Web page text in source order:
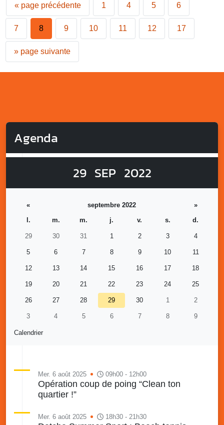
« page précédente 1 4 5 6
7 8 9 10 11 12 17
» page suivante
Agenda
29 SEP 2022
Calendrier
« septembre 2022
»
l.
m. m. j. v. s. d.
29 30 31 1 2 3 4
5 6 7 8 9 10 11
12 13 14 15 16 17 18
19 20 21 22 23 24 25
26 27 28 29 30 1 2
3 4 5 6 7 8 9
Mer. 6 août 2025 09h00 - 12h00
Opération coup de poing “Clean ton
quartier !”
Mer. 6 août 2025 18h30 - 21h30